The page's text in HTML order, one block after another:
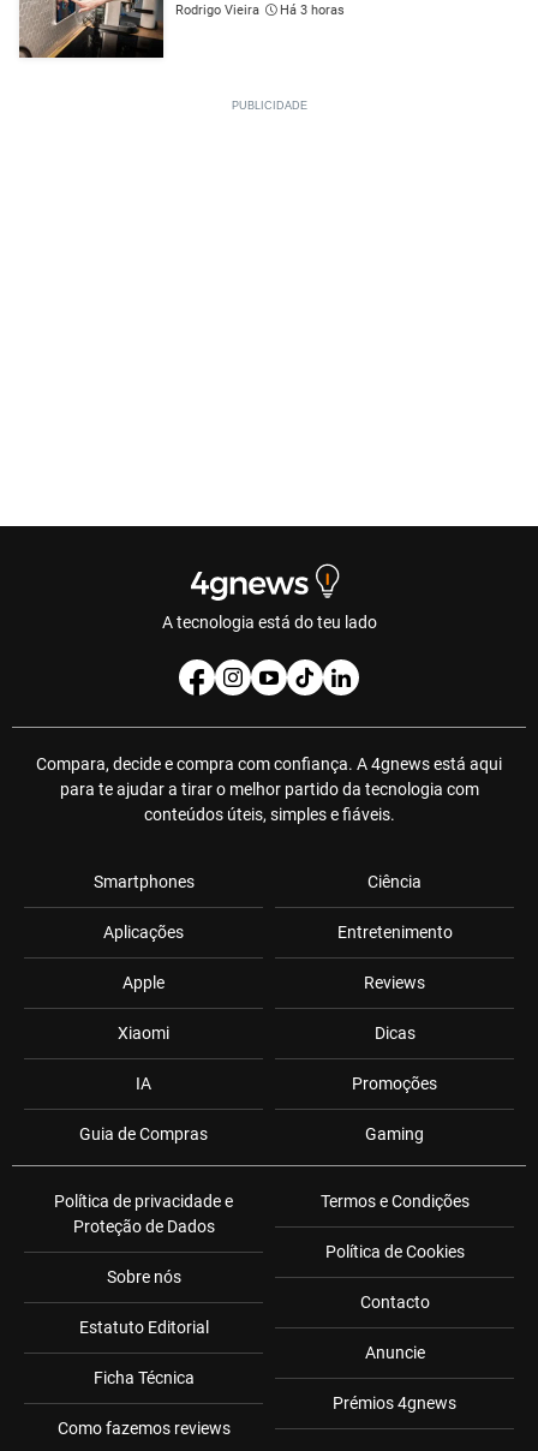
Rodrigo Vieira Há 3 horas
A tecnologia está do teu lado
Compara, decide e compra com confiança. A 4gnews está aqui
para te ajudar a tirar o melhor partido da tecnologia com
conteúdos úteis, simples e fiáveis.
Smartphones
Aplicações
Apple
Xiaomi
IA
Guia de Compras
Ciência
Entretenimento
Reviews
Dicas
Promoções
Gaming
Política de privacidade e
Proteção de Dados
Sobre nós
Estatuto Editorial
Ficha Técnica
Como fazemos reviews
Termos e Condições
Política de Cookies
Contacto
Anuncie
Prémios 4gnews